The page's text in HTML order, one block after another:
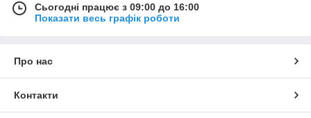
Сьогодні працює з 09:00 до 16:00
Показати весь графік роботи
Про нас
Контакти